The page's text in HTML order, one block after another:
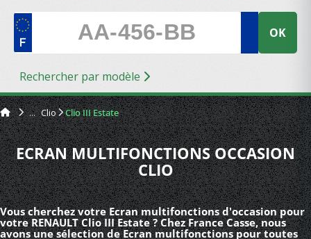
OK
Rechercher par modèle
Clio Clio III Estate
ECRAN MULTIFONCTIONS OCCASION
CLIO
Vous cherchez votre Ecran multifonctions d'occasion pour
votre RENAULT Clio III Estate ? Chez France Casse, nous
avons une sélection de Ecran multifonctions pour toutes